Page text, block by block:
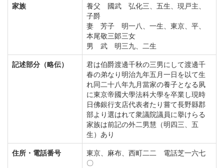
家族
養父 國武 弘化三、五生、現戸主、
子爵
妻 芳子 明一八、一生、東京、平、
本尾敬三郞三女
男 武 明三九、二生
記述部分（略伝）
君は伯爵渡邊千秋の三男にして渡邊千
春の弟なり明治九年五月一日を以て生
れ同二十八年九月當家の養子となる夙
に東京帝國大學法科大學を卒業し現時
日佛銀行支店代表者たり嘗て長野縣郡
部より選はれて衆議院議員に擧けらる
家族は前記の外二男慧（明四三、五
生）あり
住所・電話番号
東京、麻布、西町二二 電話芝一六七
〇